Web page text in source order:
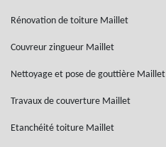
Rénovation de toiture Maillet
Couvreur zingueur Maillet
Nettoyage et pose de gouttière Maillet
Travaux de couverture Maillet
Etanchéité toiture Maillet